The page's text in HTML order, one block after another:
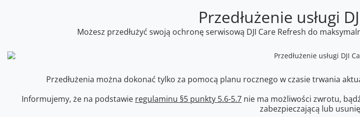
Przedłużenie usługi
Możesz przedłużyć swoją ochronę serwisową DJI Care Refresh do
Przedłużenia można dokonać tylko za pomocą planu rocznego w czasie trwania
Informujemy, że na podstawie regulaminu §5 punkty 5.6-5.7 nie ma możliwości zwrotu,
zabezpieczającą lub